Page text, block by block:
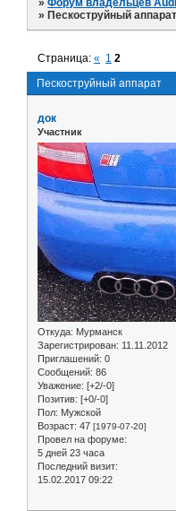
»Пескоструйный аппарат
Пескоструйный аппарат
Страница:« 1 2
док
Участник
Откуда: Мурманск
Зарегистрирован: 11.11.2012
Приглашений: 0
Сообщений: 86
Уважение: [+2/-0]
Позитив: [+0/-0]
Пол: Мужской
Возраст: 47 [1979-07-20]
Провел на форуме:
5 дней 23 часа
Последний визит:
15.02.2017 09:22